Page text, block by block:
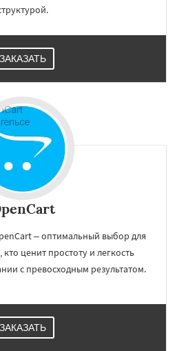
ЗАКАЗАТЬ
– оптимальный выбор для
кто ценит простоту и легкость
с превосходным результатом.
ЗАКАЗАТЬ